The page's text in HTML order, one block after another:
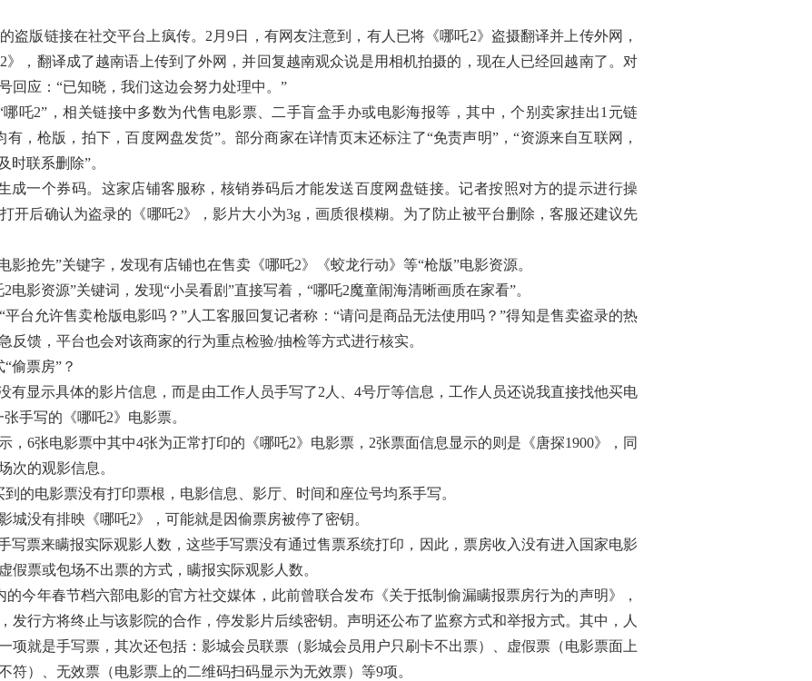
版链接在社交平台上疯传。2月9日，有网友注意到，有人已将《哪吒2》盗摄翻译并上传外网，
》，翻译成了越南语上传到了外网，并回复越南观众说是用相机拍摄的，现在人已经回越南了。对
回应：“已知晓，我们这边会努力处理中。”
2”，相关链接中多数为代售电影票、二手盲盒手办或电影海报等，其中，个别卖家挂出1元链
，枪版，拍下，百度网盘发货”。部分商家在详情页末还标注了“免责声明”，“资源来自互联网，
时联系删除”。
一个券码。这家店铺客服称，核销券码后才能发送百度网盘链接。记者按照对方的提示进行操
开后确认为盗录的《哪吒2》，影片大小为3g，画质很模糊。为了防止被平台删除，客服还建议先
抢先”关键字，发现有店铺也在售卖《哪吒2》《蛟龙行动》等“枪版”电影资源。
影资源”关键词，发现“小吴看剧”直接写着，“哪吒2魔童闹海清晰画质在家看”。
允许售卖枪版电影吗？”人工客服回复记者称：“请问是商品无法使用吗？”得知是售卖盗录的热
反馈，平台也会对该商家的行为重点检验/抽检等方式进行核实。
票房”？
显示具体的影片信息，而是由工作人员手写了2人、4号厅等信息，工作人员还说我直接找他买电
手写的《哪吒2》电影票。
6张电影票中其中4张为正常打印的《哪吒2》电影票，2张票面信息显示的则是《唐探1900》，同
次的观影信息。
电影票没有打印票根，电影信息、影厅、时间和座位号均系手写。
没有排映《哪吒2》，可能就是因偷票房被停了密钥。
票来瞒报实际观影人数，这些手写票没有通过售票系统打印，因此，票房收入没有进入国家电影
假票或包场不出票的方式，瞒报实际观影人数。
年春节档六部电影的官方社交媒体，此前曾联合发布《关于抵制偷漏瞒报票房行为的声明》，
发行方将终止与该影院的合作，停发影片后续密钥。声明还公布了监察方式和举报方式。其中，人
项就是手写票，其次还包括：影城会员联票（影城会员用户只刷卡不出票）、虚假票（电影票面上
符）、无效票（电影票上的二维码扫码显示为无效票）等9项。